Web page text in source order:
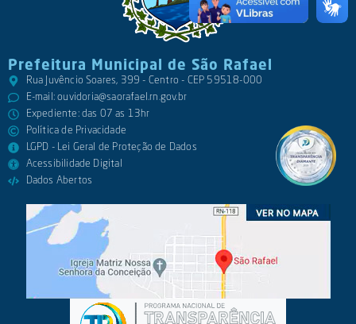
Prefeitura Municipal de São Rafael
Rua Juvêncio Soares, 399 - Centro - CEP 59518-000
E-mail:ouvidoria@saorafael.rn.gov.br
Expediente: das 07 as 13hr
Política de Privacidade
LGPD - Lei Geral de Proteção de Dados
Acessibilidade Digital
Dados Abertos